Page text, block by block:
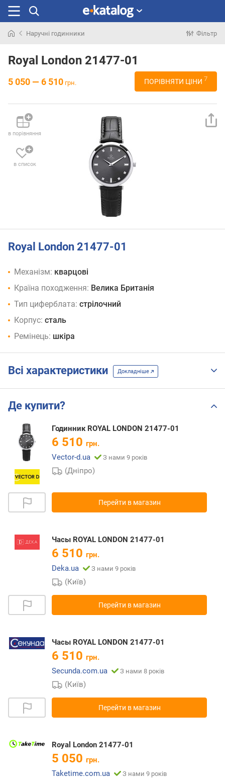
раніше
Наручні годинники Фільтр
Royal London 21477-01
5 050 — 6 510 грн. ПОРІВНЯТИ ЦІНИ 7
в порівняння
в список
Royal London 21477-01
Механізм: кварцові
Країна походження: Велика Британія
Тип циферблата: стрілочний
Корпус: сталь
Ремінець: шкіра
Всі характеристики Докладніше
Де купити?
Годинник ROYAL LONDON 21477-01
6 510 грн.
Vector-d.ua
З нами 9 років
(Дніпро)
Перейти в магазин
Часы ROYAL LONDON 21477-01
6 510 грн.
Deka.ua
З нами 9 років
(Київ)
Перейти в магазин
Часы ROYAL LONDON 21477-01
6 510 грн.
Secunda.com.ua
З нами 8 років
(Київ)
Перейти в магазин
Royal London 21477-01
5 050 грн.
Taketime.com.ua
З нами 9 років